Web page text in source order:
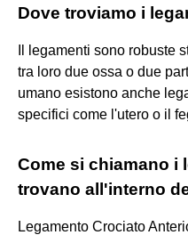
Dove troviamo i
Il legamenti sono robuste
tra loro due ossa o due
umano esistono anche
specifici come l'utero o il
Come si chiamano i
trovano all'interno
Legamento Crociato